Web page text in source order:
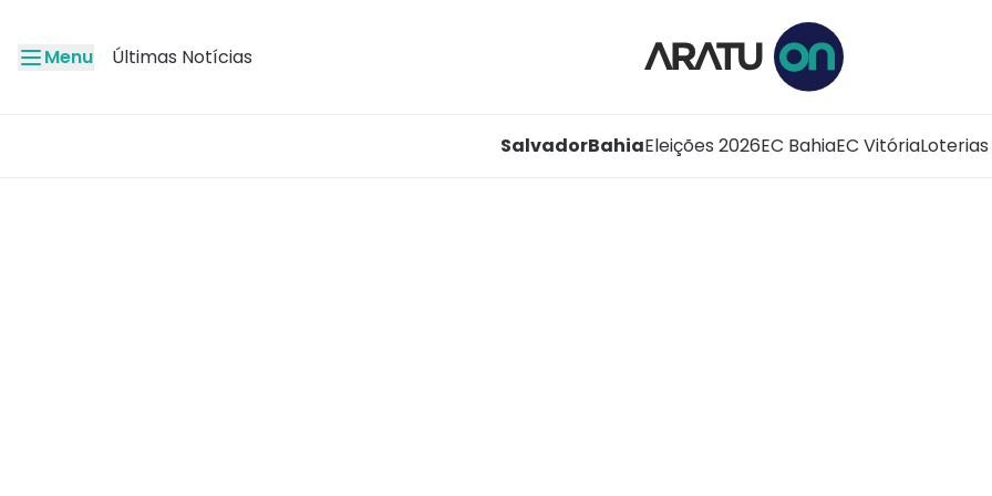
Menu Últimas Notícias
SalvadorBahiaEleições 2026EC BahiaEC VitóriaLoterias